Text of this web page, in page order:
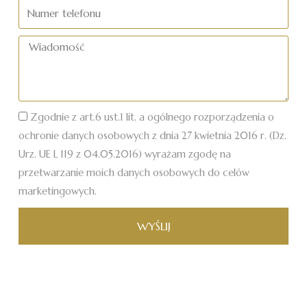
telefonu
Wiadomość
Zgodnie z art.6 ust.1 lit. a ogólnego rozporządzenia o
ochronie danych osobowych z dnia 27 kwietnia 2016 r. (Dz.
Urz. UE L 119 z 04.05.2016) wyrażam zgodę na
przetwarzanie moich danych osobowych do celów
marketingowych.
WYŚLIJ